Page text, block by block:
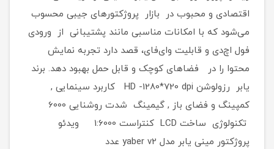
اقتصادی و محبوب در بازار پروژکتورهای جیبی محسوب
می‌شود که با امکانات مناسبی مانند پشتیبانی از ورودی
فول اچ‌دی و قابلیت وای‌فای، قصد دارد تجربه نمایش
محتوا را در فضاهای کوچک و قابل حمل بهبود دهد. برند
یابر رزولوشن HD -1280*720 dpi کاربرد سینمایی ,
کمپینگ و فضای باز , گیمینگ شدت روشنایی 6000
تکنولوژی ساخت LCD کنتراست 1:6000 ویدئو
پروژکتور مینی یابر مدل yaber v2 عدد